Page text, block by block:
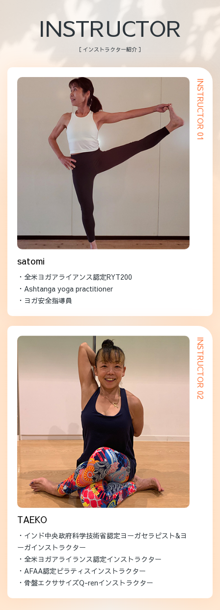
INSTRUCTOR
［ インストラクター紹介 ］
INSTRUCTOR 01
satomi
・全米ヨガアライアンス認定RYT200
・Ashtanga yoga practitioner
・ヨガ安全指導員
INSTRUCTOR 02
TAEKO
・インド中央政府科学技術省認定ヨーガセラピスト&ヨ
ーガインストラクター
・全米ヨガアライランス認定インストラクター
・AFAA認定ピラティスインストラクター
・骨盤エクササイズQ-renインストラクター